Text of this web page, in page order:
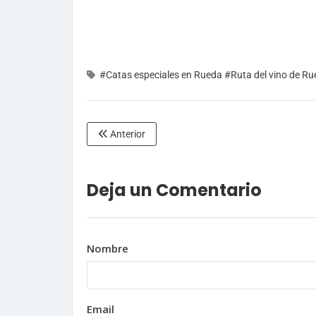
#Catas especiales en Rueda #Ruta del vino de
Anterior
Deja un Comentario
Nombre
Email